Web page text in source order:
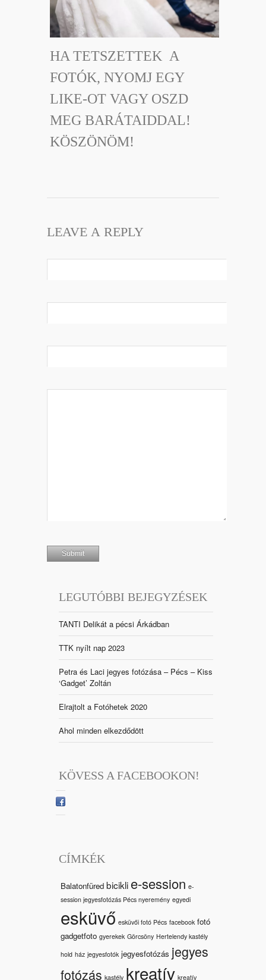
HA TETSZETTEK A
FOTÓK, NYOMJ EGY
LIKE-OT VAGY OSZD
MEG BARÁTAIDDAL!
KÖSZÖNÖM!
LEAVE A REPLY
LEGUTÓBBI BEJEGYZÉSEK
TANTI Delikát a pécsi Árkádban
TTK nyílt nap 2023
Petra és Laci jegyes fotózása – Pécs – Kiss
‘Gadget’ Zoltán
Elrajtolt a Fotóhetek 2020
Ahol minden elkezdődött
KÖVESS A FACEBOOKON!
CÍMKÉK
Balatonfüred bicikli e-session e-
session jegyesfotózás Pécs nyeremény egyedi
esküvő esküvői fotó Pécs facebook fotó
gadgetfoto gyerekek Görcsöny Hertelendy kastély
hold ház jegyesfotók jegyesfotózás jegyes
fotózás kastély kreatív kreatív